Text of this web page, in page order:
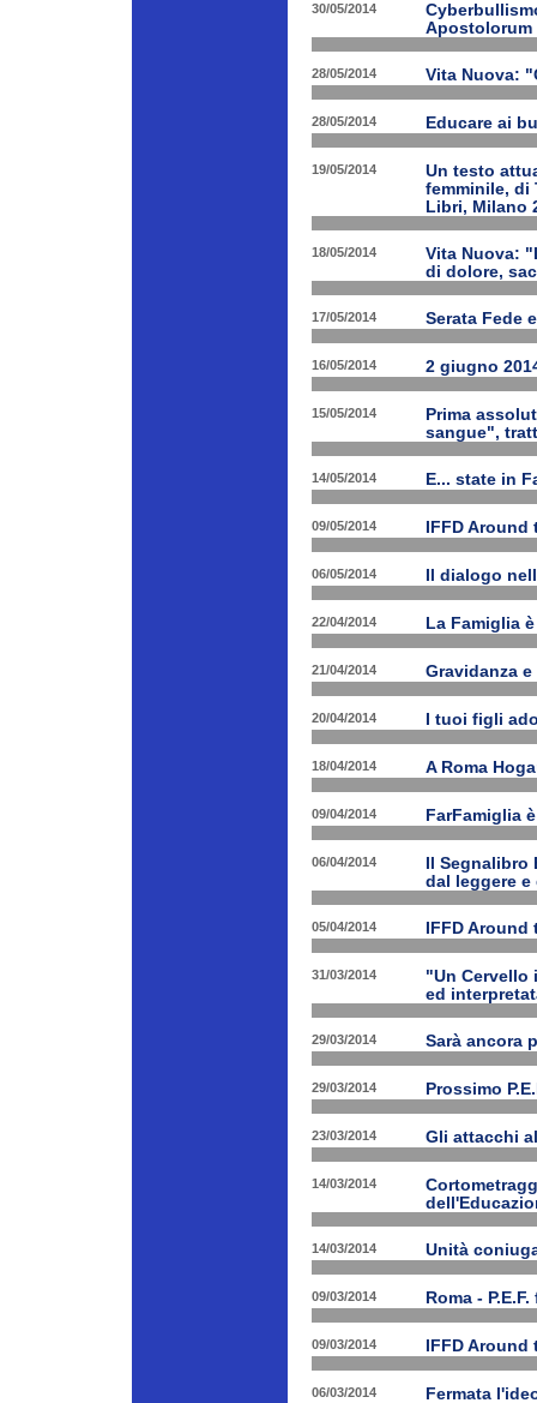
30/05/2014
Apostolorum
28/05/2014 Vita Nuova:
28/05/2014 Educare ai
19/05/2014
Un testo
femminile, di
Libri, Milano
18/05/2014
Vita Nuova:
di dolore,
17/05/2014 Serata Fede
16/05/2014 2 giugno
15/05/2014
Prima
sangue",
14/05/2014 E... state in
09/05/2014 IFFD
06/05/2014 Il dialogo
22/04/2014 La Famiglia
21/04/2014 Gravidanza
20/04/2014 I tuoi figli
18/04/2014 A Roma
09/04/2014 FarFamiglia
06/04/2014
Il
dal leggere
05/04/2014 IFFD
31/03/2014
"Un Cervello
ed
29/03/2014 Sarà ancora
29/03/2014 Prossimo
23/03/2014 Gli attacchi
14/03/2014
14/03/2014 Unità
09/03/2014 Roma -
09/03/2014 IFFD
06/03/2014 Fermata